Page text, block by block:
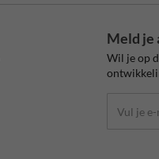
Meld je
Wil je op